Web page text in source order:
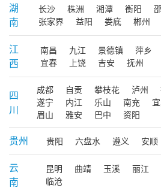
湖
南
长沙 株洲 湘潭 衡阳
张家界
益阳 娄底 郴州
江
西
南昌 九江 景德镇 萍乡
宜春
上饶 吉安 抚州
四
川
成都 自贡 攀枝花 泸州
遂宁
内江 乐山 南充
眉山
雅安 巴中 资阳
贵州 贵阳 六盘水 遵义 安顺
云
南
昆明 曲靖 玉溪 丽江
临沧